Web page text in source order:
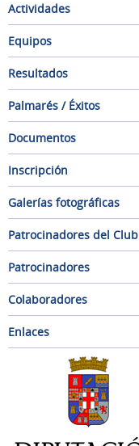
Actividades
Equipos
Resultados
Palmarés / Éxitos
Documentos
Inscripción
Galerías fotográficas
Patrocinadores del Club
Patrocinadores
Colaboradores
Enlaces